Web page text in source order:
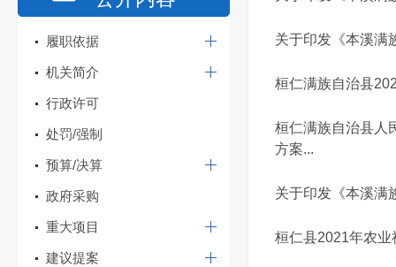
履职依据
机关简介
行政许可
处罚/强制
预算/决算
政府采购
重大项目
建议提案
关于印发《本溪满
桓仁满族自治县
桓仁满族自治县人
方案...
关于印发《本溪满
桓仁县2021年农